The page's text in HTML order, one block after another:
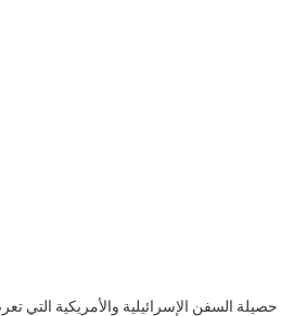
التضخم السنوي لمنطقة اليورو..